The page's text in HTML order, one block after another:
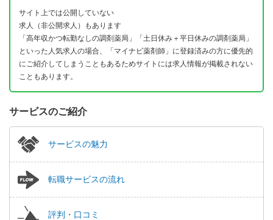
サイト上では公開していない
求人（非公開求人）もあります
「高年収かつ転勤なしの調剤薬局」「土日休み＋平日休みの調剤薬局」
といった人気求人の場合、「マイナビ薬剤師」に登録済みの方に優先的
にご紹介してしまうこともあるためサイトには求人情報が掲載されない
こともあります。
サービスのご紹介
サービスの魅力
転職サービスの流れ
評判・口コミ